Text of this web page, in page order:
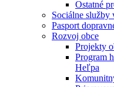
Ostatné
Sociálne služby
Pasport
Rozvoj obce
Projekty
Program
Heľpa